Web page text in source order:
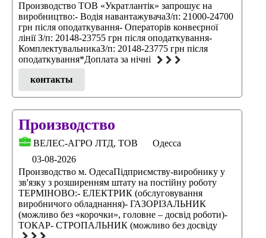
Производство ТОВ «Укратлантік» запрошує на
виробництво:- Водія навантажувачаЗ/п: 21000-24700
грн після оподаткування- Операторів конвеєрної
лінії З/п: 20148-23755 грн після оподаткування-
КомплектувальникаЗ/п: 20148-23775 грн після
оподаткування*Доплата за нічні
контакты
Производство
ВЕЛЕС-АГРО ЛТД, ТОВ
Одесса
03-08-2026
Производство м. ОдесаПідприємству-виробнику у
зв'язку з розширенням штату на постійну роботу
ТЕРМІНОВО:- ЕЛЕКТРИК (обслуговування
виробничого обладнання)- ГАЗОРІЗАЛЬНИК
(можливо без «корочки», головне – досвід роботи)-
ТОКАР- СТРОПАЛЬНИК (можливо без досвіду